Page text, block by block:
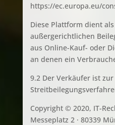
https://ec.europa.eu/
Diese Plattform dient
außergerichtlichen
aus Online-Kauf- oder
an denen ein
9.2 Der Verkäufer ist
Copyright © 2020, IT-
Messeplatz 2 · 80339